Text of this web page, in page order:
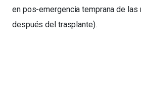
en pos-emergencia temprana de
después del trasplante).